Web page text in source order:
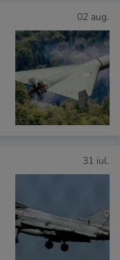
02 aug.
31 iul.